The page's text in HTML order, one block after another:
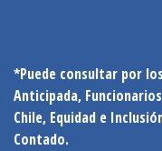
*Puede consultar por los
Anticipada,
Chile, Equidad e
Contado.